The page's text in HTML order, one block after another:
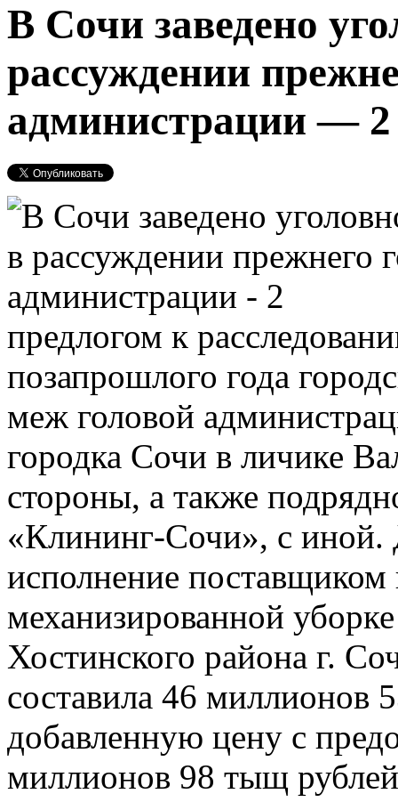
В Сочи заведено
рассуждении
администрации — 2
предлогом к
позапрошлого года
меж головой
городка Сочи в личике
стороны, а также
«Клининг-Сочи», с иной.
исполнение поставщиком
механизированной
Хостинского района г.
составила 46 миллионов
добавленную цену с
миллионов 98 тыщ